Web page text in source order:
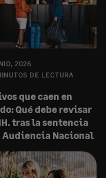
2026
DE LECTURA
que caen en
Qué debe revisar
tras la sentencia
Audiencia Nacional